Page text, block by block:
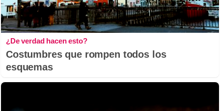
¿De verdad hacen esto?
Costumbres que rompen todos los
esquemas